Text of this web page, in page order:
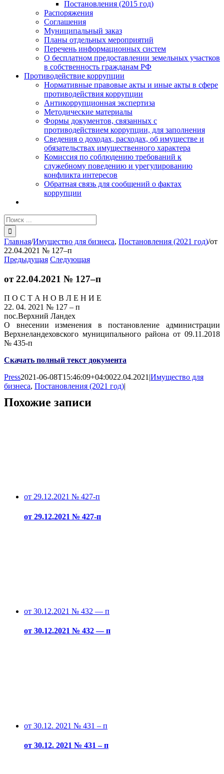
Постановления (2015 год)
Распоряжения
Соглашения
Муниципальный заказ
Планы отдельных мероприятий
Перечень информационных систем
О бесплатном предоставлении земельных участков
в собственность гражданам РФ
Противодействие коррупции
Нормативные правовые акты и иные акты в сфере
противодействия коррупции
Антикоррупционная экспертиза
Методические материалы
Формы документов, связанных с
противодействием коррупции, для заполнения
Сведения о доходах, расходах, об имуществе и
обязательствах имущественного характера
Комиссия по соблюдению требований к
служебному поведению и урегулированию
конфликта интересов
Обратная связь для сообщений о фактах
коррупции
Результат
поиска:
Главная/Имущество для бизнеса, Постановления (2021 год)/от
22.04.2021 № 127–п
Предыдущая Следующая
от 22.04.2021 № 127–п
П О С Т А Н О В Л Е Н И Е
22. 04. 2021 № 127 – п
пос.Верхний Ландех
О внесении изменения в постановление администрации
Верхнеландеховского муниципального района от 09.11.2018
№ 435-п
Скачать полный текст документа
Press2021-06-08T15:46:09+04:0022.04.2021|Имущество для
бизнеса, Постановления (2021 год)|
Похожие записи
от 29.12.2021 № 427-п
от 29.12.2021 № 427-п
от 30.12.2021 № 432 — п
от 30.12.2021 № 432 — п
от 30.12. 2021 № 431 – п
от 30.12. 2021 № 431 – п